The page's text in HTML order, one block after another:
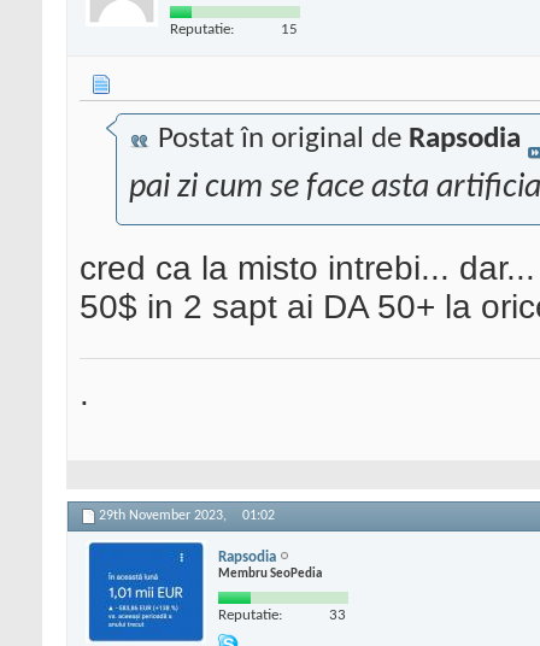
Reputatie: 15
Postat în original de Rapsodia
pai zi cum se face asta
cred ca la misto intrebi...
50$ in 2 sapt ai DA 50+ la
.
29th November 2023, 01:02
Rapsodia
Membru SeoPedia
Reputatie: 33